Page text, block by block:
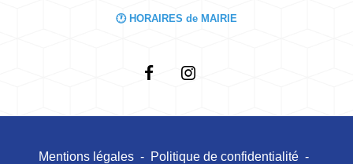
🕐 HORAIRES de MAIRIE
Mentions légales - Politique de confidentialité -